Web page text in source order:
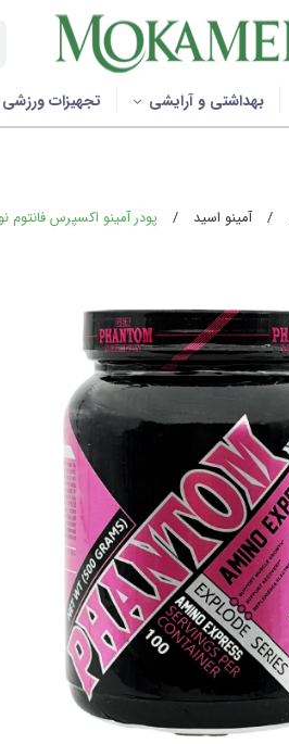
بهداشتی و آرایشی تجهیزات ورزشی
/ آمینو اسید / پودر آمینو اکسپرس فانتوم